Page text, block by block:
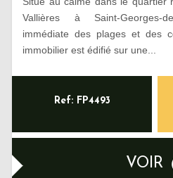
Vallières à Saint-Georges-
immédiate des plages et des
immobilier est édifié sur une...
Ref: FP4493
VOIR